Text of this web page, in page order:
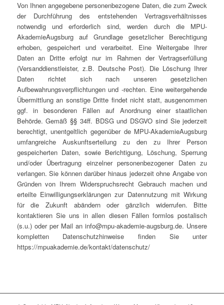
Von Ihnen angegebene personenbezogene Daten, die zum Zweck
der Durchführung des entstehenden Vertragsverhältnisses
notwendig und erforderlich sind, werden durch die MPU-
AkademieAugsburg auf Grundlage gesetzlicher Berechtigung
erhoben, gespeichert und verarbeitet. Eine Weitergabe Ihrer
Daten an Dritte erfolgt nur im Rahmen der Vertragserfüllung
(Versanddienstleister, z.B. Deutsche Post). Die Löschung Ihrer
Daten richtet sich nach unseren gesetzlichen
Aufbewahrungsverpflichtungen und -rechten. Eine weitergehende
Übermittlung an sonstige Dritte findet nicht statt, ausgenommen
ggf. in besonderen Fällen auf Anordnung einer staatlichen
Behörde. Gemäß §§ 34ff. BDSG und DSGVO sind Sie jederzeit
berechtigt, unentgeltlich gegenüber de MPU-AkademieAugsburg
umfangreiche Auskunftserteilung zu den zu Ihrer Person
gespeicherten Daten, sowie Berichtigung, Löschung, Sperrung
und/oder Übertragung einzelner personenbezogener Daten zu
verlangen. Sie können darüber hinaus jederzeit ohne Angabe von
Gründen von Ihrem Widerspruchsrecht Gebrauch machen und
erteilte Einwilligungserklärungen zur Datennutzung mit Wirkung
für die Zukunft abändern oder gänzlich widerrufen. Bitte
kontaktieren Sie uns in allen diesen Fällen formlos postalisch
(s.u.) oder per Mail an info@mpu-akademie-augsburg.de. Unsere
kompletten Datenschutzhinweise finden Sie unter
https://mpuakademie.de/kontakt/datenschutz/